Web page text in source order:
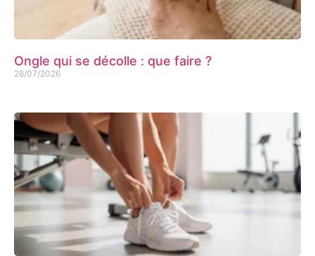
Ongle qui se décolle : que faire ?
28/07/2026